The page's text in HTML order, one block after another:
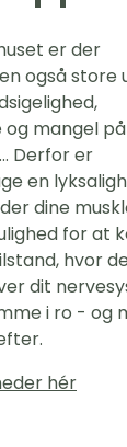
er der
også store
mangel
Derfor er
en
dine
for at
hvor
dit
i ro - og
hér